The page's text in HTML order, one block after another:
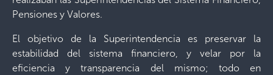
Pensiones y Valores.
El objetivo de la Superintendencia es preservar la
estabilidad del sistema financiero, y velar por la
eficiencia y transparencia del mismo; todo en